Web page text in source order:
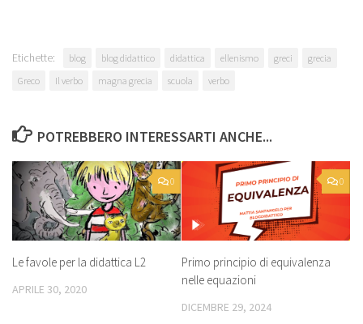
Etichette: blog blog didattico didattica ellenismo greci
grecia
Greco
Il verbo magna grecia scuola verbo
POTREBBERO INTERESSARTI ANCHE...
0
Le favole per la didattica L2
APRILE 30, 2020
0
Primo principio di equivalenza
nelle equazioni
DICEMBRE 29, 2024